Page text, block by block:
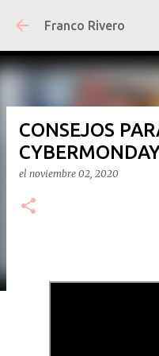
Ir al
Franco Rivero
CONSEJOS
el noviembre 02, 2020